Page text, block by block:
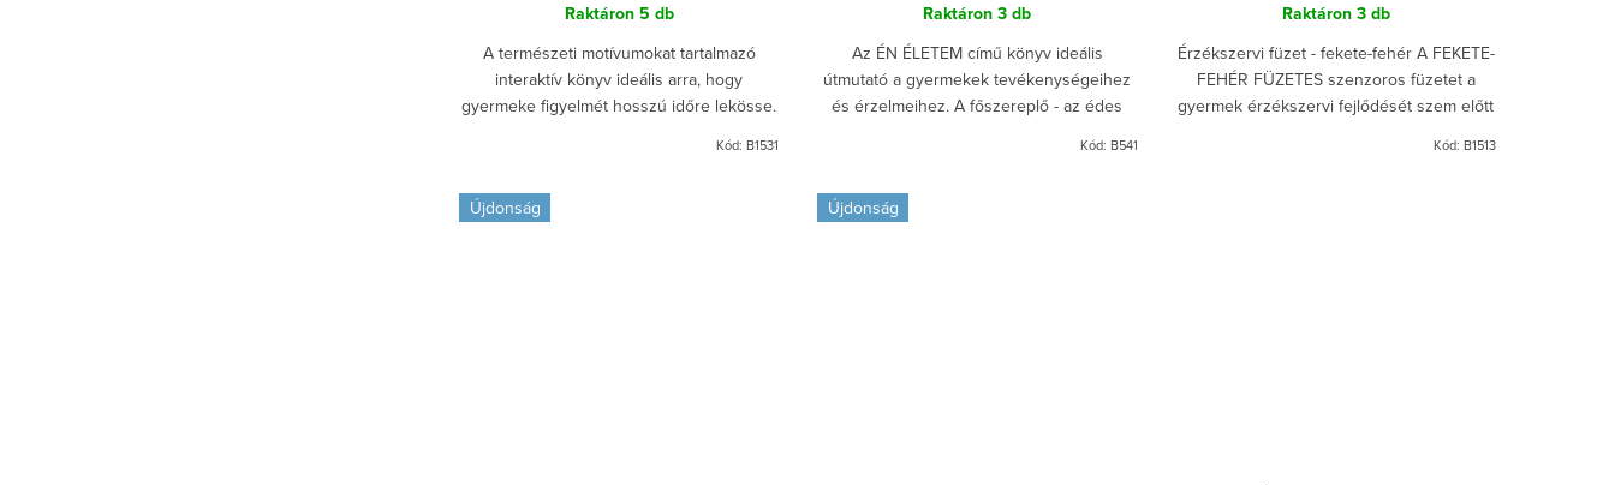
Raktáron 5 db
A természeti motívumokat tartalmazó
interaktív könyv ideális arra, hogy
gyermeke figyelmét hosszú időre lekösse.
Kód:B1531
Raktáron3 db
Az ÉN ÉLETEM című könyv ideális
útmutató a gyermekek tevékenységeihez
és érzelmeihez. A főszereplő - az édes
Kód: B541
Raktáron 3 db
Érzékszervi füzet - fekete-fehér A FEKETE-
FEHÉR FÜZETES szenzoros füzetet a
gyermek érzékszervi fejlődését szem előtt
Kód: B1513
Újdonság Újdonság